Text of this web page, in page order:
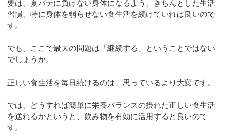
要は、夏バテに負けない身体になるよう、きちんとした生活
習慣、特に身体を弱らせない食生活を続けていれば良いので
す。
でも、ここで最大の問題は「継続する」ということではない
でしょうか。
正しい食生活を毎日続けるのは、思っているより大変です。
では、どうすれば簡単に栄養バランスの摂れた正しい食生活
を送れるかというと、飲み物を有効に活用すると良いので
す。